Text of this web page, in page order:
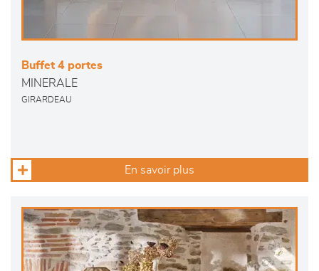
Buffet 4 portes
MINERALE
GIRARDEAU
En savoir plus